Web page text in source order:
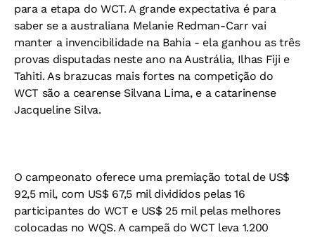
para a etapa do WCT. A grande expectativa é para
saber se a australiana Melanie Redman-Carr vai
manter a invencibilidade na Bahia - ela ganhou as três
provas disputadas neste ano na Austrália, Ilhas Fiji e
Tahiti. As brazucas mais fortes na competição do
WCT são a cearense Silvana Lima, e a catarinense
Jacqueline Silva.
O campeonato oferece uma premiação total de US$
92,5 mil, com US$ 67,5 mil divididos pelas 16
participantes do WCT e US$ 25 mil pelas melhores
colocadas no WQS. A campeã do WCT leva 1.200